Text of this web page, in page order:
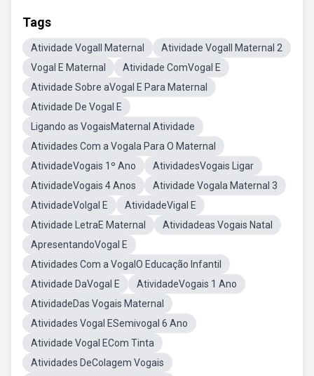
Tags
Atividade VogalI Maternal
Atividade VogalI Maternal 2
Vogal E Maternal
Atividade ComVogal E
Atividade Sobre aVogal E Para Maternal
Atividade De Vogal E
Ligando as VogaisMaternal Atividade
Atividades Com a Vogala Para O Maternal
AtividadeVogais 1º Ano
AtividadesVogais Ligar
AtividadeVogais 4 Anos
Atividade Vogala Maternal 3
AtividadeVolgal E
AtividadeVigal E
Atividade LetraE Maternal
Atividadeas Vogais Natal
ApresentandoVogal E
Atividades Com a VogalO Educação Infantil
Atividade DaVogal E
AtividadeVogais 1 Ano
AtividadeDas Vogais Maternal
Atividades Vogal ESemivogal 6 Ano
Atividade Vogal ECom Tinta
Atividades DeColagem Vogais